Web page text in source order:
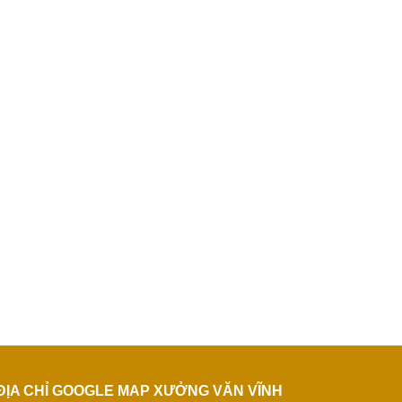
CHỈ GOOGLE MAP XƯỞNG VĂN VĨNH